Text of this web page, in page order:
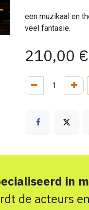
een muzikaal en
veel fantasie.
210,00 €
in
de acteurs